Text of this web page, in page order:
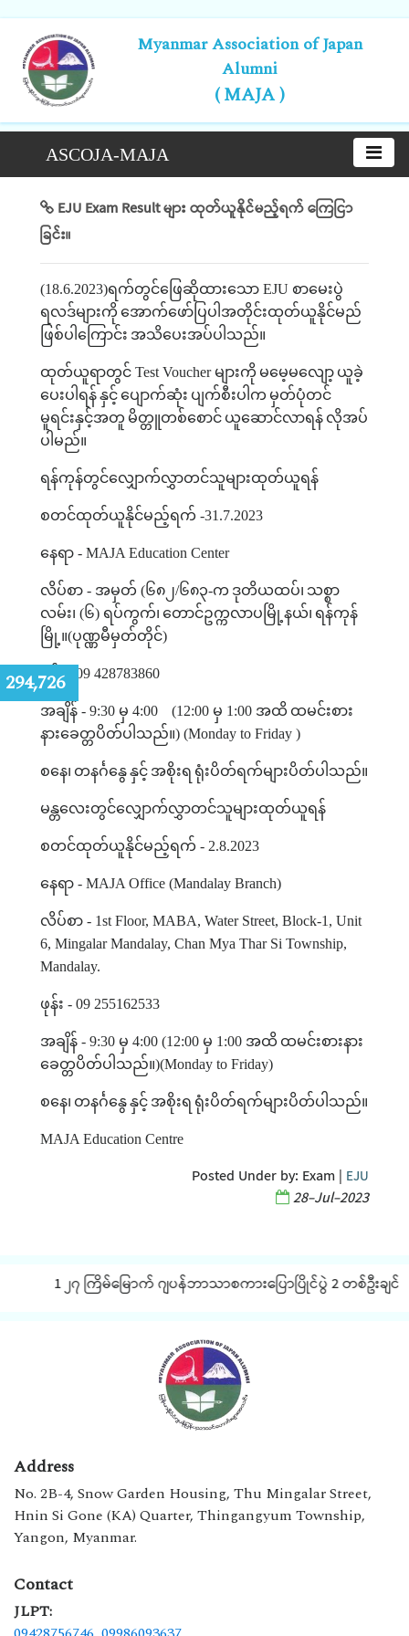
Myanmar Association of Japan
Alumni
( MAJA )
ASCOJA-MAJA
EJU Exam Result များ ထုတ်ယူနိုင်မည့်ရက် ကြေငြာ
ခြင်း။
(18.6.2023)ရက်တွင်ဖြေဆိုထားသော EJU စာမေးပွဲ
ရလဒ်များကို အောက်ဖော်ပြပါအတိုင်းထုတ်ယူနိုင်မည်
ဖြစ်ပါကြောင်း အသိပေးအပ်ပါသည်။
ထုတ်ယူရာတွင် Test Voucher များကို မမေ့မလျော့ ယူခဲ့
ပေးပါရန် နှင့် ပျောက်ဆုံး ပျက်စီးပါက မှတ်ပုံတင်
မူရင်းနှင့်အတူ မိတ္တူတစ်စောင် ယူဆောင်လာရန် လိုအပ်
ပါမည်။
ရန်ကုန်တွင်လျှောက်လွှာတင်သူများထုတ်ယူရန်
စတင်ထုတ်ယူနိုင်မည့်ရက် -31.7.2023
နေရာ - MAJA Education Center
လိပ်စာ - အမှတ် (၆၈၂/၆၈၃-က ဒုတိယထပ်၊ သစ္စာ
လမ်း၊ (၆) ရပ်ကွက်၊ တောင်ဥက္ကလာပမြို့နယ်၊ ရန်ကုန်
မြို့။(ပုဏ္ဏမီမှတ်တိုင်)
ဖုန်း- 09 428783860
အချိန် - 9:30 မှ 4:00 (12:00 မှ 1:00 အထိ ထမင်းစား
နားခေတ္တပိတ်ပါသည်။) (Monday to Friday )
စနေ၊ တနင်္ဂနွေ နှင့် အစိုးရ ရုံးပိတ်ရက်များပိတ်ပါသည်။
မန္တလေးတွင်လျှောက်လွှာတင်သူများထုတ်ယူရန်
စတင်ထုတ်ယူနိုင်မည့်ရက် - 2.8.2023
နေရာ - MAJA Office (Mandalay Branch)
လိပ်စာ - 1st Floor, MABA, Water Street, Block-1, Unit
6, Mingalar Mandalay, Chan Mya Thar Si Township,
Mandalay.
ဖုန်း - 09 255162533
အချိန် - 9:30 မှ 4:00 (12:00 မှ 1:00 အထိ ထမင်းစားနား
ခေတ္တပိတ်ပါသည်။)(Monday to Friday)
စနေ၊ တနင်္ဂနွေ နှင့် အစိုးရ ရုံးပိတ်ရက်များပိတ်ပါသည်။
MAJA Education Centre
Posted Under by: Exam| EJU
28-Jul-2023
1 ၂၇ ကြိမ်မြောက် ဂျပန်ဘာသာစကားပြောပြိုင်ပွဲ 2 တစ်ဦးချ
Address
No. 2B-4, Snow Garden Housing, Thu Mingalar Street,
Hnin Si Gone (KA) Quarter, Thingangyum Township,
Yangon, Myanmar.
Contact
JLPT:
294,726